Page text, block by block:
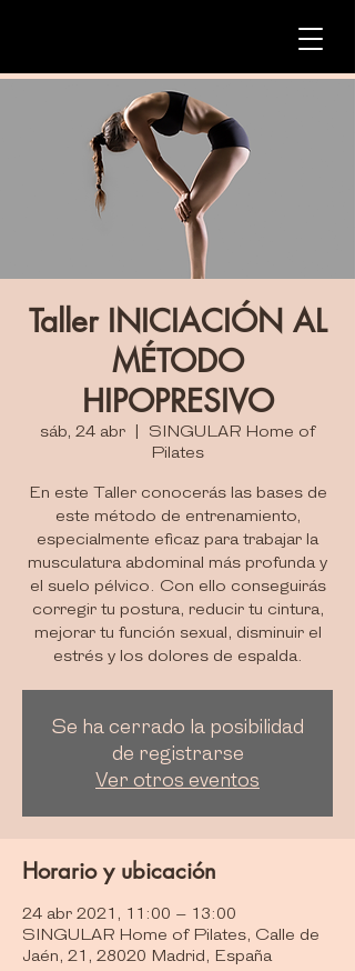
Taller INICIACIÓN AL
MÉTODO
HIPOPRESIVO
sáb, 24 abr
  |
SINGULAR Home of
Pilates
En este Taller conocerás las bases de
este método de entrenamiento,
especialmente eficaz para trabajar la
musculatura abdominal más profunda y
el suelo pélvico. Con ello conseguirás
corregir tu postura, reducir tu cintura,
mejorar tu función sexual, disminuir el
estrés y los dolores de espalda.
Se ha cerrado la posibilidad
de registrarse
Ver otros eventos
Horario y ubicación
24 abr 2021, 11:00 – 13:00
SINGULAR Home of Pilates, Calle de
Jaén, 21, 28020 Madrid, España